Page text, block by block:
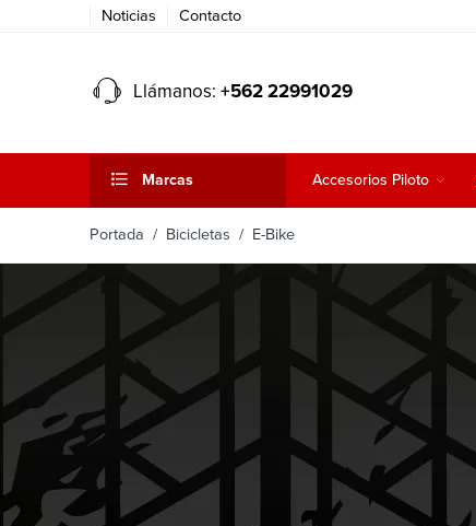
Noticias Contacto
Llámanos: +562 22991029
Marcas Accesorios Piloto
Portada / Bicicletas / E-Bike